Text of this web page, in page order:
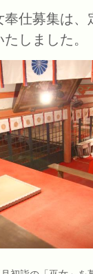
仕募集は、
しました。